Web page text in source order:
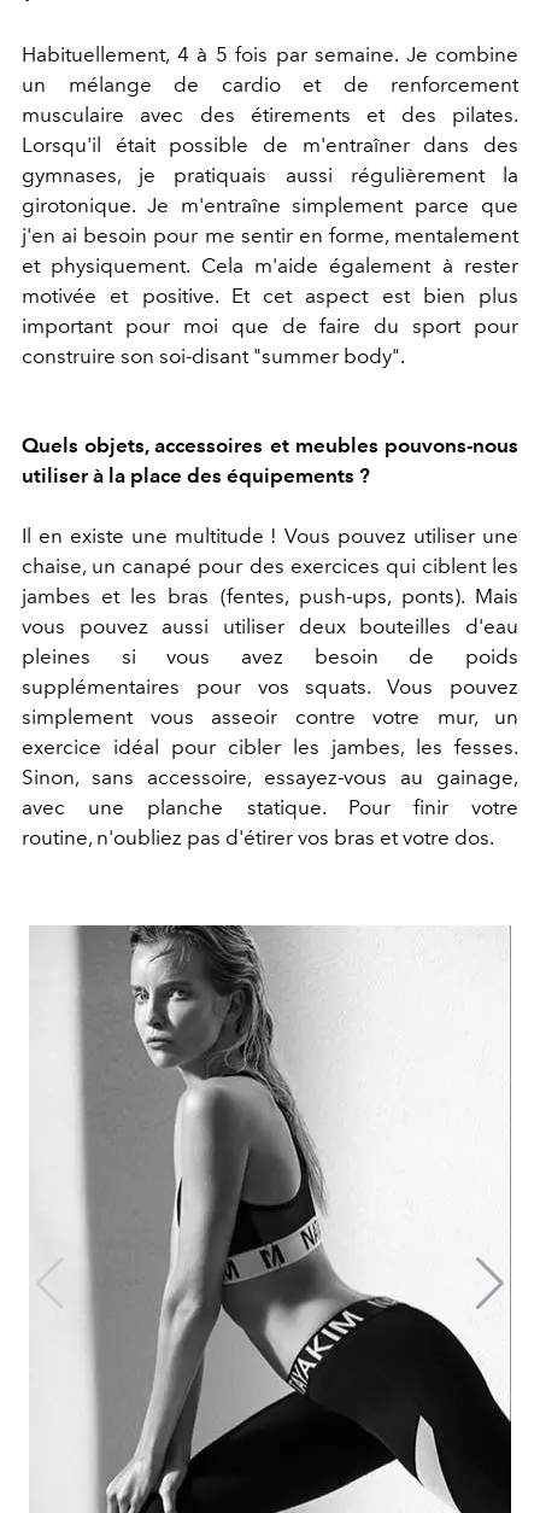
Habituellement, 4 à 5 fois par semaine. Je combine
un mélange de cardio et de renforcement
musculaire avec des étirements et des pilates.
Lorsqu'il était possible de m'entraîner dans des
gymnases, je pratiquais aussi régulièrement la
girotonique. Je m'entraîne simplement parce que
j'en ai besoin pour me sentir en forme, mentalement
et physiquement. Cela m'aide également à rester
motivée et positive. Et cet aspect est bien plus
important pour moi que de faire du sport pour
construire son soi-disant "summer body".
Quels objets, accessoires et meubles pouvons-nous
utiliser à la place des équipements ?
Il en existe une multitude ! Vous pouvez utiliser une
chaise, un canapé pour des exercices qui ciblent les
jambes et les bras (fentes, push-ups, ponts). Mais
vous pouvez aussi utiliser deux bouteilles d'eau
pleines si vous avez besoin de poids
supplémentaires pour vos squats. Vous pouvez
simplement vous asseoir contre votre mur, un
exercice idéal pour cibler les jambes, les fesses.
Sinon, sans accessoire, essayez-vous au gainage,
avec une planche statique. Pour finir votre
routine, n'oubliez pas d'étirer vos bras et votre dos.